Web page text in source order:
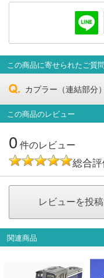
レビューについて
この商品に寄せられたご質
カプラー（連結部分
この商品のレビュー
0件のレビュー
総合
関連商品